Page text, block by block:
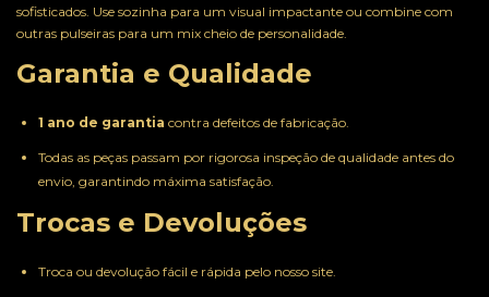
sofisticados. Use sozinha para um visual impactante ou combine com
outras pulseiras para um mix cheio de personalidade.
Garantia e Qualidade
1 ano de garantia contra defeitos de fabricação.
Todas as peças passam por rigorosa inspeção de qualidade antes do
envio, garantindo máxima satisfação.
Trocas e Devoluções
Troca ou devolução fácil e rápida pelo nosso site.